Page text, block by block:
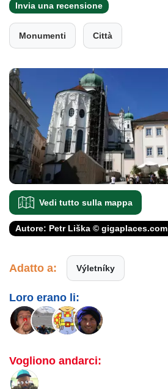
Invia una recensione
Monumenti Città
Vedi tutto sulla mappa
Autore: Petr Liška © gigaplaces.com
Adatto a: Výletníky
Loro erano li:
Vogliono andarci: